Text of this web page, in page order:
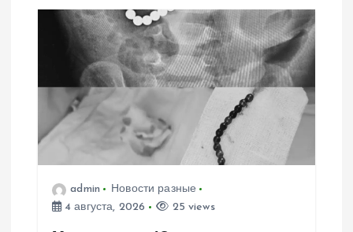
я
о
а
admin
Новости разные
4 августа, 2026
25 views